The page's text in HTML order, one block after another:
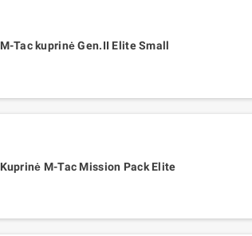
M-Tac kuprinė Gen.II Elite Small
Kuprinė M-Tac Mission Pack Elite